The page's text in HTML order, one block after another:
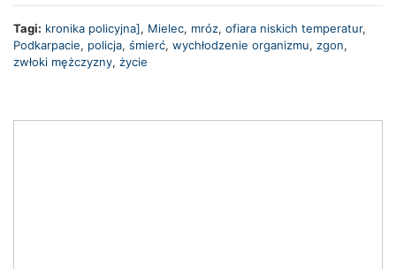
Tagi: kronika policyjna], Mielec, mróz, ofiara niskich temperatur,
Podkarpacie, policja, śmierć, wychłodzenie organizmu, zgon,
zwłoki mężczyzny, życie